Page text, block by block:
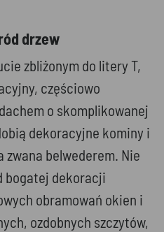
drzew
zbliżonym do litery T,
częściowo
o skomplikowanej
dekoracyjne kominy i
belwederem. Nie
bogatej dekoracji
obramowań okien i
ozdobnych szczytów,